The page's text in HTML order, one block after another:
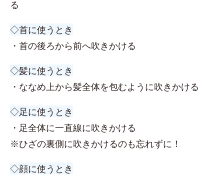
る
◇首に使うとき
・首の後ろから前へ吹きかける
◇髪に使うとき
・ななめ上から髪全体を包むように吹きかける
◇足に使うとき
・足全体に一直線に吹きかける
※ひざの裏側に吹きかけるのも忘れずに！
◇顔に使うとき